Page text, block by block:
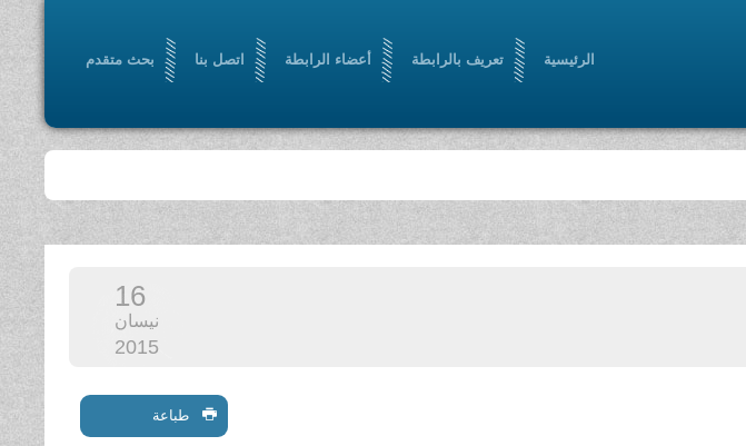
الرئيسية تعريف بالرابطة أعضاء الرابطة اتصل بنا بحث متقدم
16
نيسان
2015
طباعة